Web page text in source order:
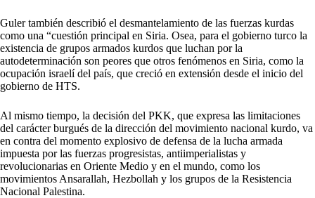
Guler también describió el desmantelamiento de las fuerzas kurdas
como una “cuestión principal en Siria. Osea, para el gobierno turco la
existencia de grupos armados kurdos que luchan por la
autodeterminación son peores que otros fenómenos en Siria, como la
ocupación israelí del país, que creció en extensión desde el inicio del
gobierno de HTS.
Al mismo tiempo, la decisión del PKK, que expresa las limitaciones
del carácter burgués de la dirección del movimiento nacional kurdo, va
en contra del momento explosivo de defensa de la lucha armada
impuesta por las fuerzas progresistas, antiimperialistas y
revolucionarias en Oriente Medio y en el mundo, como los
movimientos Ansarallah, Hezbollah y los grupos de la Resistencia
Nacional Palestina.